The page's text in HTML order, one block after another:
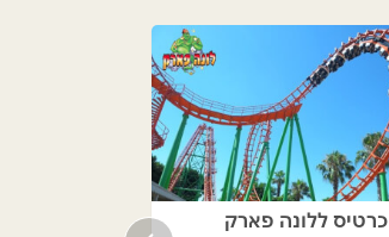
כרטיס ללונה פארק